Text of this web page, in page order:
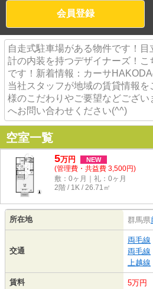
会員登録
自走式駐車場がある物件です！
計の内装を持つデザイナーズ！
です！新着情報：カーサ
当社スタッフが地域の賃貸情報
様のこだわりやご要望などござ
へお問い合わせください(^^)
空室一覧
5万円 NEW
(管理費・共益費 3,500円)
敷：0ヶ月｜礼：0ヶ月
2階 / 1K / 26.71㎡
所在地 群馬県
交通
両毛線
両毛線
上越線
賃料 5万円